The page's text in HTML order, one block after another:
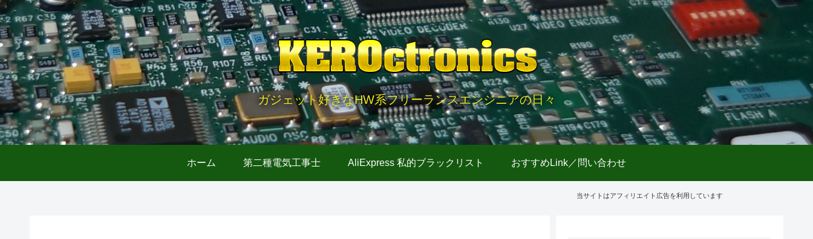
ガジェット好きなHW系フリーランスエンジニアの日々
ホーム 第二種電気工事士 AliExpress 私的ブラックリスト おすすめLink／問い合わせ
当サイトはアフィリエイト広告を利用しています